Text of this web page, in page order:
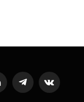
TelegramVKontakte